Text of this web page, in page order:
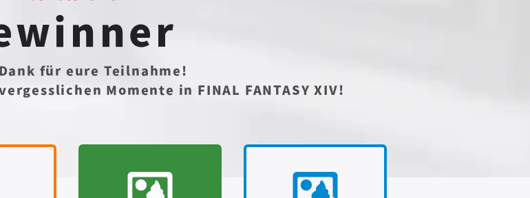
für eure Teilnahme!
Momente in FINAL FANTASY XIV!